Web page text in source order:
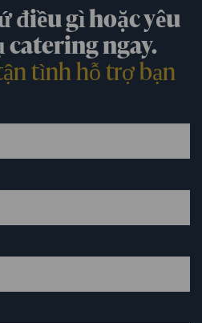
điều gì hoặc yêu
catering ngay.
tình hỗ trợ bạn